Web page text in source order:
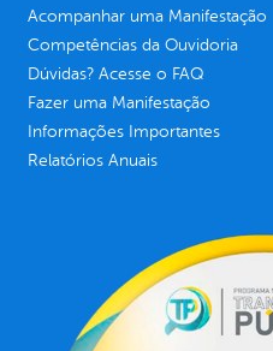
Acompanhar uma Manifestação
Competências da Ouvidoria
Dúvidas? Acesse o FAQ
Fazer uma Manifestação
Informações Importantes
Relatórios Anuais